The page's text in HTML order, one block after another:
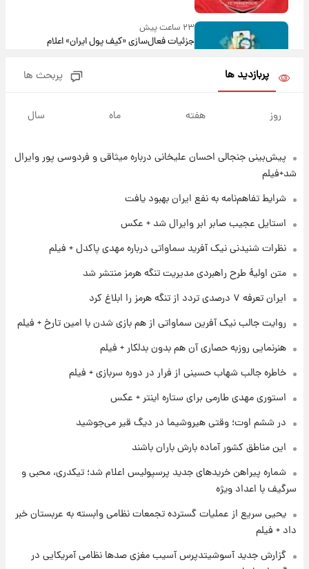
۲۳ ساعت پیش
جزئیات فعال‌سازی «کیف پول ایران» اعلام
امروز پنجشنبه ۱۵ مرداد ۱۴۰۵ +جدول
۱ روز پیش
۱ روز پیش
شد
شرایط تازه فروش اقساطی سایپا اعلام شد؛
بلندمدت + جدول
۱ روز پیش
سیگنال‌های جدید برای بازار طلا؛ پیش‌بینی
قیمت سکه و طلا فردا
فال حافظ پنجشنبه ۱۵ مرداد ماه ۱۴۰۵
پربازدید ها پربحث ها
روز هفته ماه سال
پیش‌بینی جنجالی احسان علیخانی درباره میثاقی و فردوسی پور وایرال
شد+فیلم
شرایط تفاهم‌نامه به نفع ایران بهبود یافت
استایل عجیب صابر ابر وایرال شد + عکس
نظرات شنیدنی نیک آفرید سماواتی درباره مهدی پاکدل + فیلم
متن اولیۀ طرح راهبردی مدیریت تنگه هرمز منتشر شد
ایران تعرفه ۷ درصدی تردد از تنگه هرمز را ابلاغ کرد
روایت جالب نیک آفرین سماواتی از هم بازی شدن با امین تارخ + فیلم
هنرنمایی روزبه حصاری آن هم بدون بدلکار + فیلم
خاطره جالب شهاب حسینی از فرار در دوره سربازی + فیلم
استوری مهدی طارمی برای ستاره اینتر + عکس
در ششم اوت؛ وقتی هیروشیما در دیگ قیر می‌جوشید
این مناطق کشور آماده بارش باران باشند
شماره پیراهن خریدهای جدید پرسپولیس اعلام شد؛ تیکدری، محبی و
سرگیف با اعداد ویژه
یحیی سریع از عملیات گسترده تجمعات نظامی وابسته به عربستان خبر
داد + فیلم
گزارش جدید آسوشیتدپرس آسیب مغزی صدها نظامی آمریکایی در